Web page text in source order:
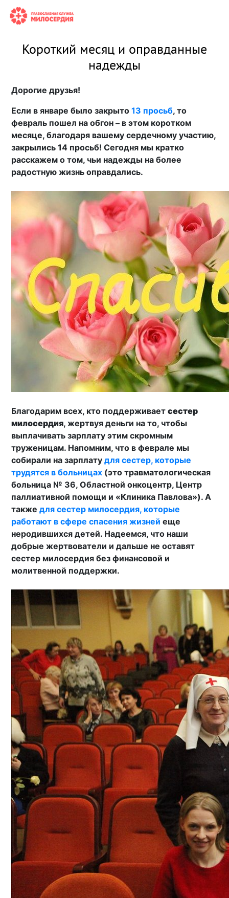
Короткий месяц и оправданные
надежды
Дорогие друзья!
Если в январе было закрыто13 просьб, то
февраль пошел на обгон – в этом коротком
месяце, благодаря вашему сердечному участию,
закрылись 14 просьб! Сегодня мы кратко
расскажем о том, чьи надежды на более
радостную жизнь оправдались.
Благодарим всех, кто поддерживаетсестер
милосердия, жертвуя деньги на то, чтобы
выплачивать зарплату этим скромным
труженицам. Напомним, что в феврале мы
собирали на зарплатудля сестер, которые
трудятся в больницах (это травматологическая
больница № 36, Областной онкоцентр, Центр
паллиативной помощи и «Клиника Павлова»). А
такжедля сестер милосердия, которые
работают в сфере спасения жизней еще
неродившихся детей. Надеемся, что наши
добрые жертвователи и дальше не оставят
сестер милосердия без финансовой и
молитвенной поддержки.